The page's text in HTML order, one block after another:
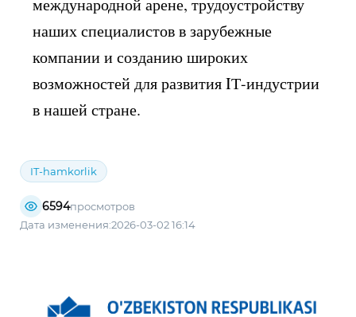
международной арене, трудоустройству
наших специалистов в зарубежные
компании и созданию широких
возможностей для развития IТ-индустрии
в нашей стране.
IT-hamkorlik
6594просмотров
Дата изменения:2026-03-02 16:14